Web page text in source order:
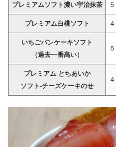
プレミアムソフト濃い宇治抹茶
プレミアム白桃ソフト
いちごパンケーキソフト
（過去一番高い）
プレミアム とちあいか
ソフト-チーズケーキのせ